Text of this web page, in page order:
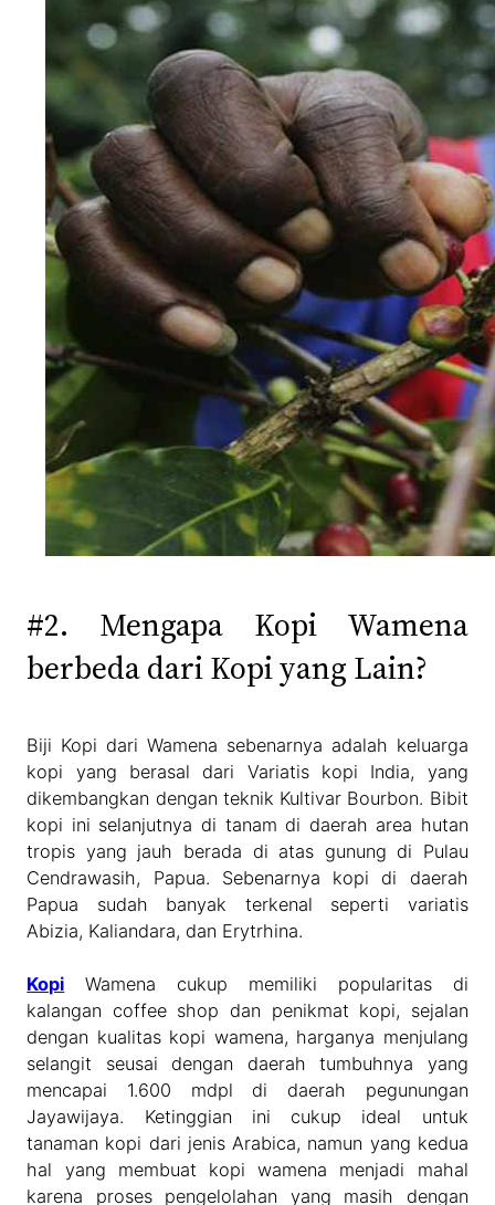
#2. Mengapa Kopi Wamena
berbeda dari Kopi yang Lain?
Biji Kopi dari Wamena sebenarnya adalah keluarga
kopi yang berasal dari Variatis kopi India, yang
dikembangkan dengan teknik Kultivar Bourbon. Bibit
kopi ini selanjutnya di tanam di daerah area hutan
tropis yang jauh berada di atas gunung di Pulau
Cendrawasih, Papua. Sebenarnya kopi di daerah
Papua sudah banyak terkenal seperti variatis
Abizia, Kaliandara, dan Erytrhina.
Kopi Wamena cukup memiliki popularitas di
kalangan coffee shop dan penikmat kopi, sejalan
dengan kualitas kopi wamena, harganya menjulang
selangit seusai dengan daerah tumbuhnya yang
mencapai 1.600 mdpl di daerah pegunungan
Jayawijaya. Ketinggian ini cukup ideal untuk
tanaman kopi dari jenis Arabica, namun yang kedua
hal yang membuat kopi wamena menjadi mahal
karena proses pengelolahan yang masih dengan